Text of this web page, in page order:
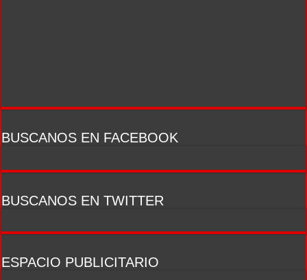
BUSCANOS EN FACEBOOK
BUSCANOS EN TWITTER
ESPACIO PUBLICITARIO